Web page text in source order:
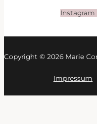
Instagram
Copyright © 2026 Marie
Impressum